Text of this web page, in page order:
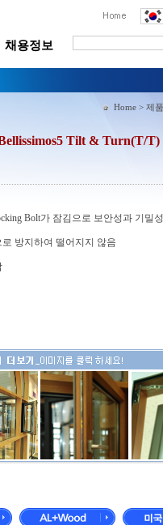
채용정보
Home > 제
Tilt & Turn(T/T)
Bolt가 잠김으로 보안성과 기밀
방지하여 떨어지지 않음